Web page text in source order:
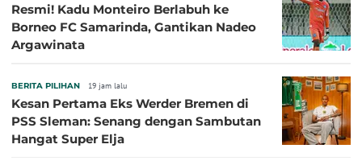
Resmi! Kadu Monteiro Berlabuh ke
Borneo FC Samarinda, Gantikan Nadeo
Argawinata
BERITA PILIHAN 19 jam lalu
Kesan Pertama Eks Werder Bremen di
PSS Sleman: Senang dengan Sambutan
Hangat Super Elja